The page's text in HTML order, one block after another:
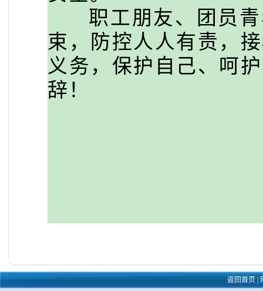
职工朋友、团员青
束，防控人人有责，
义务，保护自己、呵
辞！
返回首页